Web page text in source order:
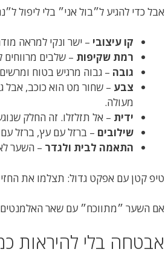
אבל כדי להגיע ל״בול אני״ בלי ליפול
קו עיצובי – ישר ונקי למראה
רמת שקיפות – שלבים מרווחים
גובה – גבוה מרגיש בטוח
צבע – שחור מט הוא כוכב, אבל
מעולה.
ידית – אל תזלזלו. זה החלק
שילובים – ברזל עם עץ, ברזל
התאמה לבית ולגדר – השער
טיפ קטן עם אפקט גדול: תצלמו את
אם השער ״מתווכח״ עם שאר האלמנטים
אבטחה בלי להיראות